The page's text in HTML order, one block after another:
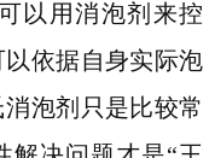
以用消泡剂来控
依据自身实际泡
泡剂只是比较常